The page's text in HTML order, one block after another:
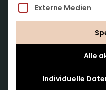
Löwenzahn-Newsletter.
Externe Medien
Alle
Individuelle